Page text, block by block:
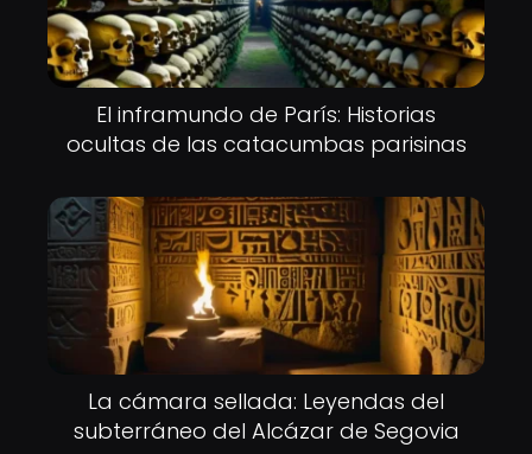
El inframundo de París: Historias
ocultas de las catacumbas parisinas
La cámara sellada: Leyendas del
subterráneo del Alcázar de Segovia